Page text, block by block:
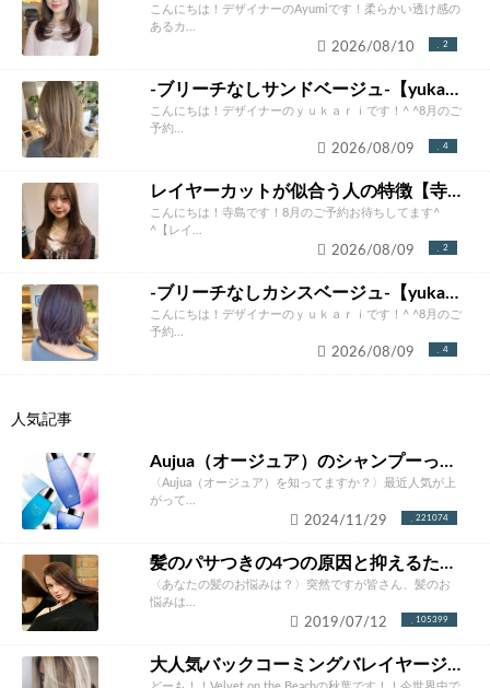
こんにちは！デザイナーのAyumiです！柔らかい透け感の
あるカ...
2
2026/08/10
-ブリーチなしサンドベージュ-【yukari】
こんにちは！デザイナーのｙｕｋａｒｉです！^ ^8月のご
予約...
4
2026/08/09
レイヤーカットが似合う人の特徴【寺島正貴】
こんにちは！寺島です！8月のご予約お待ちしてます^
^【レイ...
2
2026/08/09
-ブリーチなしカシスベージュ-【yukari】
こんにちは！デザイナーのｙｕｋａｒｉです！^ ^8月のご
予約...
4
2026/08/09
人気記事
Aujua（オージュア）のシャンプーって本当にいいの？ソムリエが徹底解説！
〈Aujua（オージュア）を知ってますか？〉最近人気が上
がって...
221074
2024/11/29
髪のパサつきの4つの原因と抑えるための改善方法とは？あなたにあったケア方法をご紹介！
〈あなたの髪のお悩みは？〉突然ですが皆さん、髪のお
悩みは...
105399
2019/07/12
大人気バックコーミングバレイヤージュカラー完全攻略。やりたくなること間違いなし！！